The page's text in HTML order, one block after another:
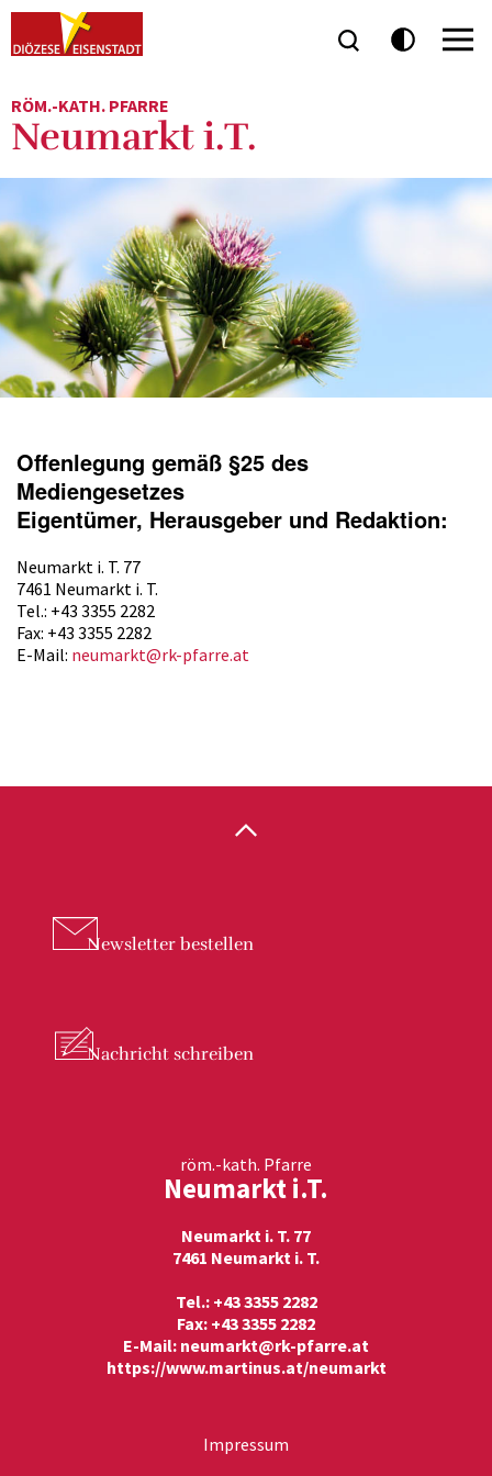
RÖM.-KATH. PFARRE
Neumarkt i.T.
Offenlegung gemäß §25 des
Mediengesetzes
Eigentümer, Herausgeber und Redaktion:
Neumarkt i. T. 77
7461 Neumarkt i. T.
Tel.: +43 3355 2282
Fax: +43 3355 2282
E-Mail: neumarkt@rk-pfarre.at
Newsletter bestellen
Nachricht schreiben
röm.-kath. Pfarre
Neumarkt i.T.
Neumarkt i. T. 77
7461 Neumarkt i. T.
Tel.: +43 3355 2282
Fax: +43 3355 2282
E-Mail: neumarkt@rk-pfarre.at
https://www.martinus.at/neumarkt
Impressum